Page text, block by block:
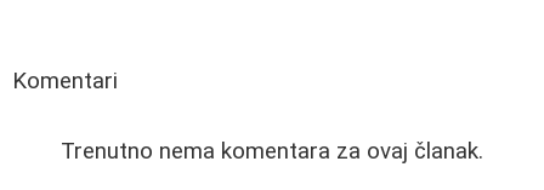
Komentari
Trenutno nema komentara za ovaj članak.